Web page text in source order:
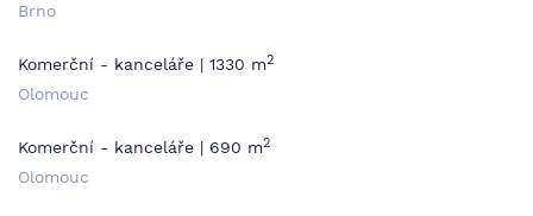
Brno
Komerční - kanceláře | 1330 m2
Olomouc
Komerční - kanceláře | 690 m2
Olomouc